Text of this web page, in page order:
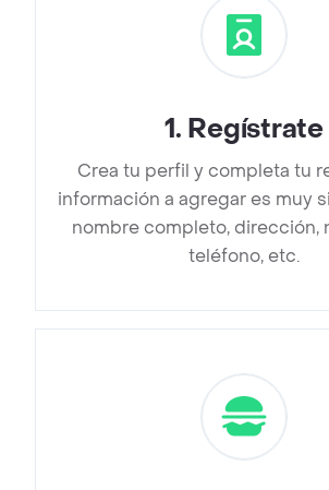
1. Regístrate
Crea tu perfil y completa tu
información a agregar es muy
nombre completo, dirección,
teléfono, etc.